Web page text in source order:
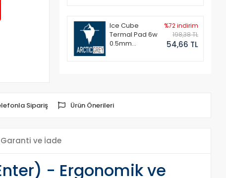
Ice Cube
Termal Pad 6w
0.5mm
%72 indirim
198,38 TL
54,66 TL
Sipariş Ürün Önerileri
Garanti ve İade
- Ergonomik ve